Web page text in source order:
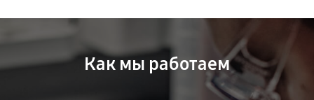
Как мы работаем